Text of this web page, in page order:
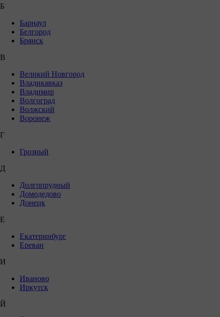
Б
Барнаул
Белгород
Брянск
В
Великий Новгород
Владикавказ
Владимир
Волгоград
Волжский
Воронеж
Г
Грозный
Д
Долгопрудный
Домодедово
Донецк
Е
Екатеринбург
Ереван
И
Иваново
Иркутск
Й